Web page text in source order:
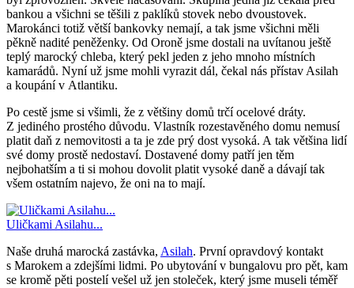
bankou a všichni se těšili z paklíků stovek nebo dvoustovek.
Marokánci totiž větší bankovky nemají, a tak jsme všichni měli
pěkně nadité peněženky. Od Oroně jsme dostali na uvítanou ještě
teplý marocký chleba, který pekl jeden z jeho mnoho místních
kamarádů. Nyní už jsme mohli vyrazit dál, čekal nás přístav Asilah
a koupání v Atlantiku.
Po cestě jsme si všimli, že z většiny domů trčí ocelové dráty.
Z jediného prostého důvodu. Vlastník rozestavěného domu nemusí
platit daň z nemovitosti a ta je zde prý dost vysoká. A tak většina lidí
své domy prostě nedostaví. Dostavené domy patří jen těm
nejbohatším a ti si mohou dovolit platit vysoké daně a dávají tak
všem ostatním najevo, že oni na to mají.
Uličkami Asilahu...
Naše druhá marocká zastávka, Asilah. První opravdový kontakt
s Marokem a zdejšími lidmi. Po ubytování v bungalovu pro pět, kam
se kromě pěti postelí vešel už jen stoleček, který jsme museli téměř